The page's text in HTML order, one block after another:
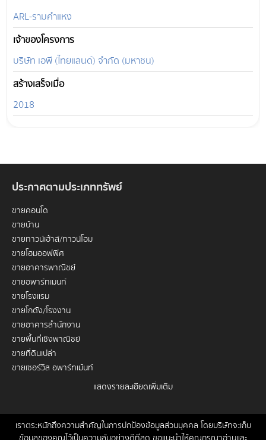
เราตระหนักถึงความสำคัญในการปกป้องข้อมูลส่วนบุคคล โดยบริษัทจะเก็บ
ARL-รามคำแหง
เจ้าของโครงการ
บริษัท เอพี (ไทยแลนด์) จำกัด (มหาชน)
สร้างเสร็จเมื่อ
2018
ประกาศตามประเภททรัพย์
ขายคอนโด
ขายบ้าน
ขายทาวน์เฮ้าส์/ทาวน์โฮม
ขายโฮมออฟฟิศ
ขายอาคารพาณิชย์
ขายอพาร์ทเมนท์
ขายโรงแรม
ขายโกดัง/โรงงาน
ขายอาคารสำนักงาน
ขายพื้นที่เชิงพาณิชย์
ขายที่ดินเปล่า
ขายเซอร์วิส อพาร์ทเม้นท์
เช่าบ้าน
เช่าทาวน์เฮ้าส์/ทาวน์โฮม
แสดงรายละเอียดเพิ่มเติม